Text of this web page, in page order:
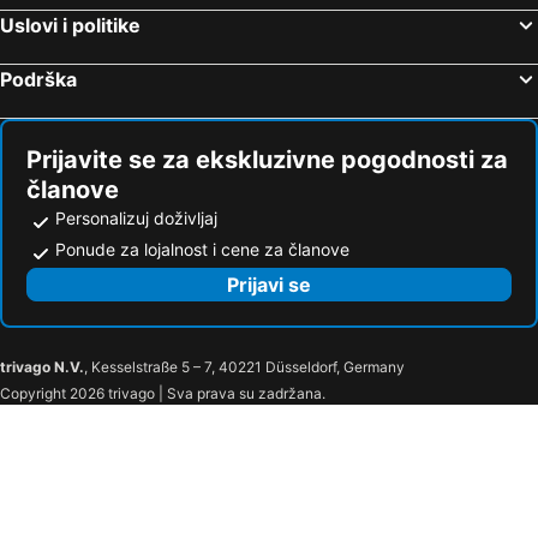
Hotel Praga 1885
EA Hotel Populus
Hotel Branik
Kings Residence
Exe City Park
4 Trees Apartments by Adrez
Hotel Golden City Garni
Hotel Belvedere
Hotel Bologna
Hotel Ambiance
Hotel Aura Design & Garden Pool
Hotel Taurus
Hotel Lippert
U Tří Bubnů
Hotel Dar
Palac U Kocku
Uslovi i politike
Podrška
Prijavite se za ekskluzivne pogodnosti za
članove
Personalizuj doživljaj
Ponude za lojalnost i cene za članove
Prijavi se
trivago N.V., Kesselstraße 5 – 7, 40221 Düsseldorf, Germany
Copyright 2026 trivago | Sva prava su zadržana.